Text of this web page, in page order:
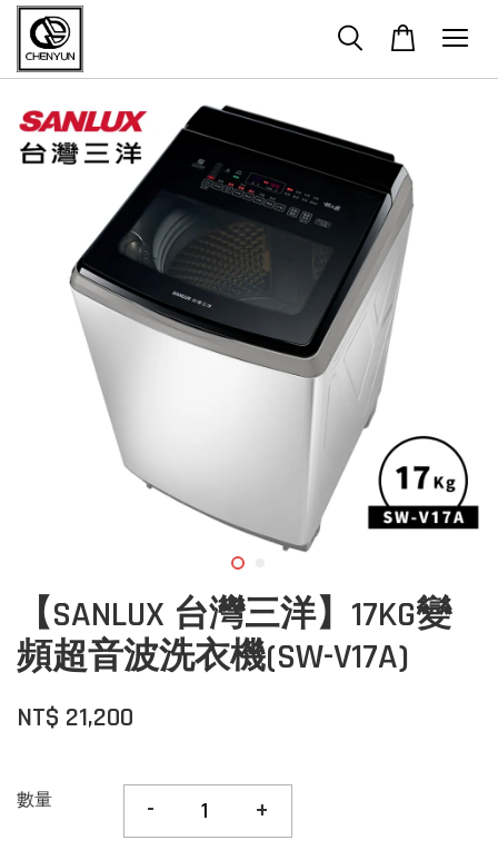
【SANLUX 台灣三洋】17KG變
頻超音波洗衣機(SW-V17A)
NT$ 21,200
數量 - +